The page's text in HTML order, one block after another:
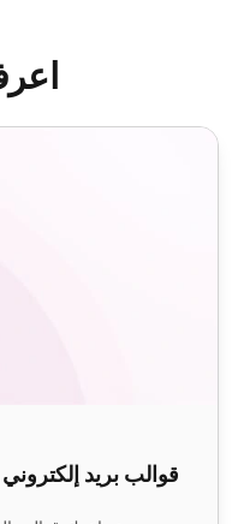
قوالب بريد إلكتروني لطلب
قوالب بريد